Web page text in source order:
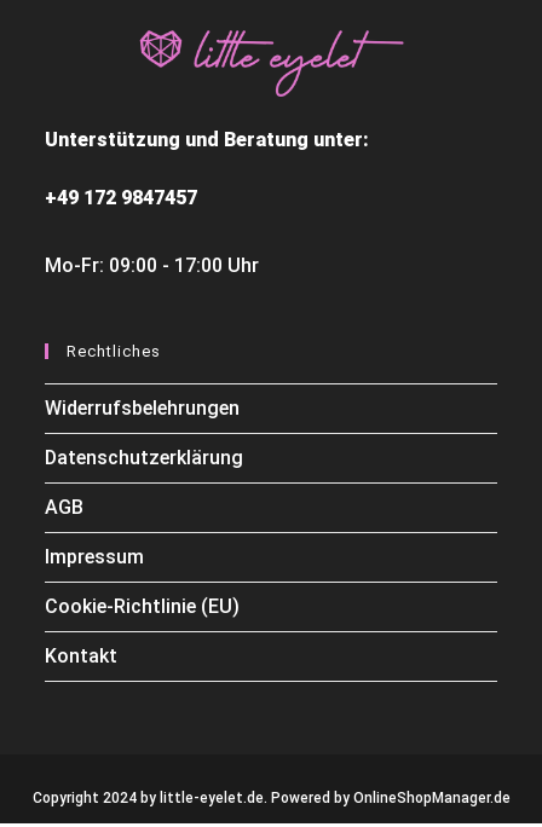
Unterstützung und Beratung unter:
+49 172 9847457
Mo-Fr: 09:00 - 17:00 Uhr
Rechtliches
Widerrufsbelehrungen
Datenschutzerklärung
AGB
Impressum
Cookie-Richtlinie (EU)
Kontakt
Copyright 2024 by little-eyelet.de. Powered by OnlineShopManager.de